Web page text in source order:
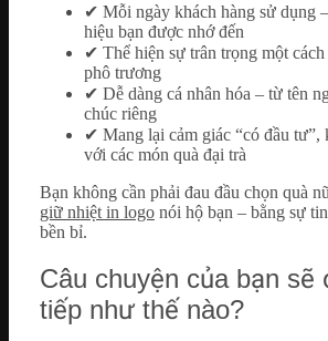
✔ Mỗi ngày khách hàng sử dụng
hiệu bạn được nhớ đến
✔ Thể hiện sự trân trọng một
phô trương
✔ Dễ dàng cá nhân hóa – từ tên
chúc riêng
✔ Mang lại cảm giác “có đầu tư”,
với các món quà đại trà
Bạn không cần phải đau đầu chọn quà
giữ nhiệt in logo nói hộ bạn – bằng sự
bền bỉ.
Câu chuyện của bạn sẽ
tiếp như thế nào?